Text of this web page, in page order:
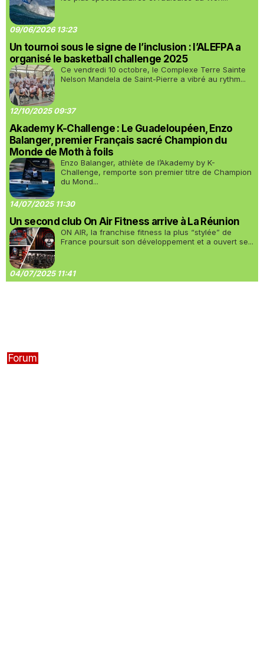
09/06/2026 13:23
Un tournoi sous le signe de l’inclusion : l’ALEFPA a
organisé le basketball challenge 2025
Ce vendredi 10 octobre, le Complexe Terre Sainte
Nelson Mandela de Saint-Pierre a vibré au rythm...
12/10/2025 09:37
Akademy K-Challenge : Le Guadeloupéen, Enzo
Balanger, premier Français sacré Champion du
Monde de Moth à foils
Enzo Balanger, athlète de l’Akademy by K-
Challenge, remporte son premier titre de Champion
du Mond...
14/07/2025 11:30
Un second club On Air Fitness arrive à La Réunion
ON AIR, la franchise fitness la plus “stylée” de
France poursuit son développement et a ouvert se...
04/07/2025 11:41
Forum